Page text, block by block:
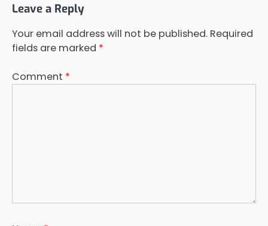
Leave a Reply
Your email address will not be published. Required
fields are marked *
Comment *